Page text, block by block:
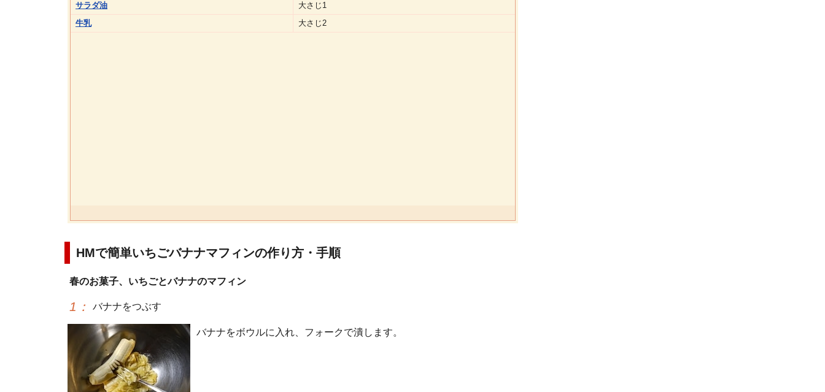
サラダ油
大さじ1
牛乳
大さじ2
HMで簡単いちごバナナマフィンの作り方・手順
春のお菓子、いちごとバナナのマフィン
1 ： バナナをつぶす
バナナをボウルに入れ、フォークで潰します。